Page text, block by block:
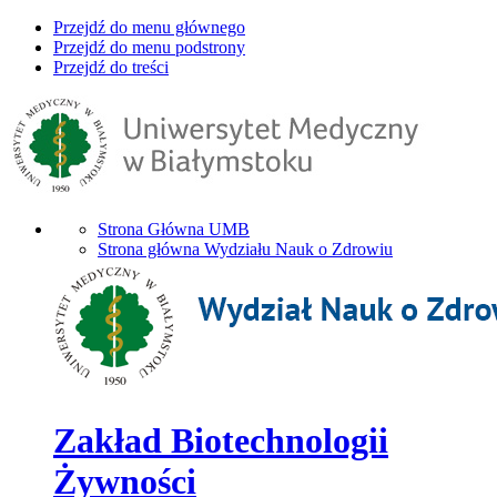
Przejdź do menu głównego
Przejdź do menu podstrony
Przejdź do treści
Strona Główna UMB
Strona główna Wydziału Nauk o Zdrowiu
Zakład Biotechnologii
Żywności